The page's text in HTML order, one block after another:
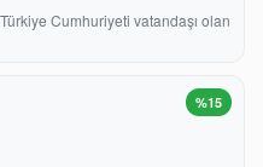
Cumhuriyeti vatandaşı olan
%15